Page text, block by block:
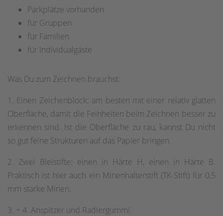
Parkplätze vorhanden
für Gruppen
für Familien
für Individualgäste
Was Du zum Zeichnen brauchst:
1. Einen Zeichenblock: am besten mit einer relativ glatten
Oberfläche, damit die Feinheiten beim Zeichnen besser zu
erkennen sind. Ist die Oberfläche zu rau, kannst Du nicht
so gut feine Strukturen auf das Papier bringen.
2. Zwei Bleistifte: einen in Härte H, einen in Härte B.
Praktisch ist hier auch ein Minenhalterstift (TK-Stift) für 0,5
mm starke Minen.
3. + 4. Anspitzer und Radiergummi.